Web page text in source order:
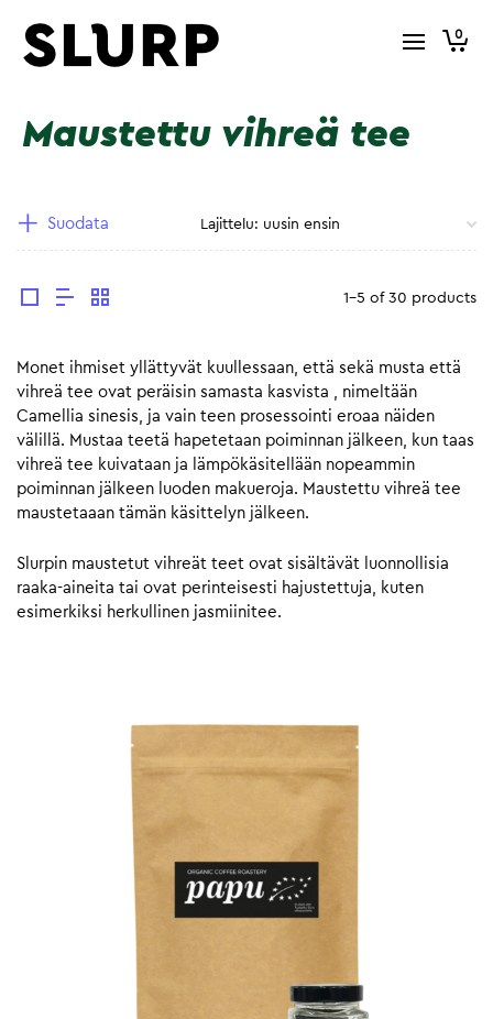
0
Maustettu vihreä tee
Suodata
1-5 of 30 products
Monet ihmiset yllättyvät kuullessaan, että sekä musta että
vihreä tee ovat peräisin samasta kasvista , nimeltään
Camellia sinesis, ja vain teen prosessointi eroaa näiden
välillä. Mustaa teetä hapetetaan poiminnan jälkeen, kun taas
vihreä tee kuivataan ja lämpökäsitellään nopeammin
poiminnan jälkeen luoden makueroja. Maustettu vihreä tee
maustetaaan tämän käsittelyn jälkeen.
Slurpin maustetut vihreät teet ovat sisältävät luonnollisia
raaka-aineita tai ovat perinteisesti hajustettuja, kuten
esimerkiksi herkullinen jasmiinitee.